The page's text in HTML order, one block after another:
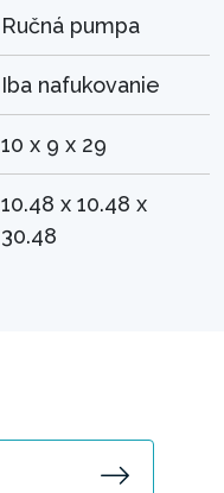
Ručná pumpa
Iba nafukovanie
10 x 9 x 29
10.48 x 10.48 x
30.48